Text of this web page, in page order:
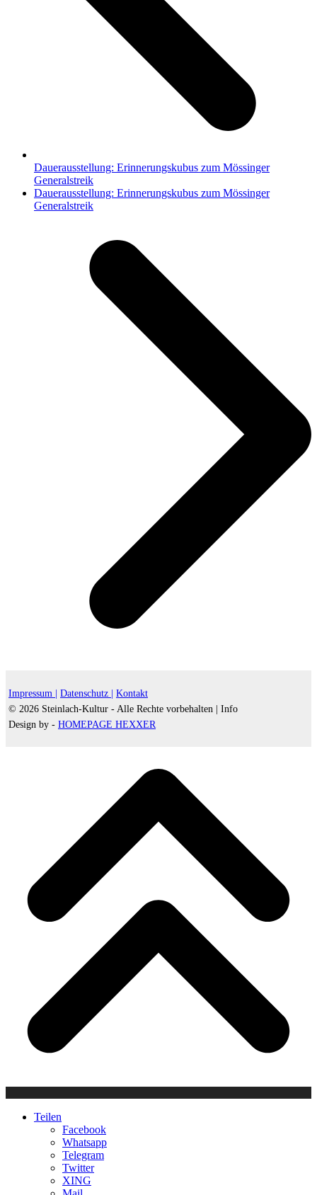
Dauerausstellung: Erinnerungskubus zum Mössinger
Generalstreik
Nächster
Beitrag:
Dauerausstellung: Erinnerungskubus zum Mössinger
Generalstreik
Impressum | Datenschutz |
Kontakt
© 2026 Steinlach-Kultur - Alle Rechte vorbehalten |
Info
Design by - HOMEPAGE HEXXER
Teilen
Facebook
Whatsapp
Telegram
Twitter
XING